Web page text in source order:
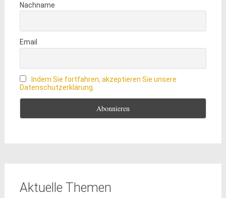
Nachname
Email
Indem Sie fortfahren, akzeptieren Sie unsere
Datenschutzerklärung.
Aktuelle Themen